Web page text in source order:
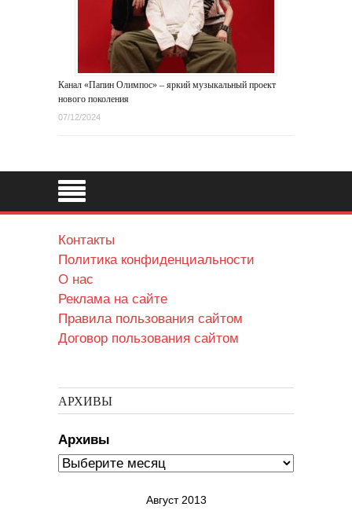
Канал «Папин Олимпос» – яркий музыкальный проект
нового поколения
07/12/2024
Контакты
Политика конфиденциальности
О нас
Реклама на сайте
Правила пользования сайтом
Договор пользования сайтом
АРХИВЫ
Архивы
Август 2013